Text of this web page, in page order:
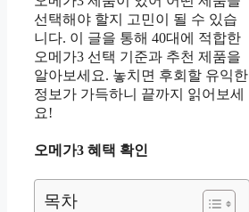
선택해야 할지 고민이 될 수 있습
니다. 이 글을 통해 40대에 적합한
오메가3 선택 기준과 추천 제품을
알아보세요. 놓치면 후회할 유익한
정보가 가득하니 끝까지 읽어보세
요!
오메가3 혜택 확인
목차